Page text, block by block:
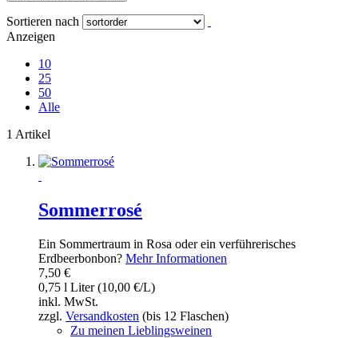
Sortieren nach
Anzeigen
10
25
50
Alle
1 Artikel
Sommerrosé
Ein Sommertraum in Rosa oder ein verführerisches
Erdbeerbonbon? Mehr Informationen
7,50 €
0,75 l Liter (10,00 €/L)
inkl. MwSt.
zzgl. Versandkosten (bis 12 Flaschen)
Zu meinen Lieblingsweinen